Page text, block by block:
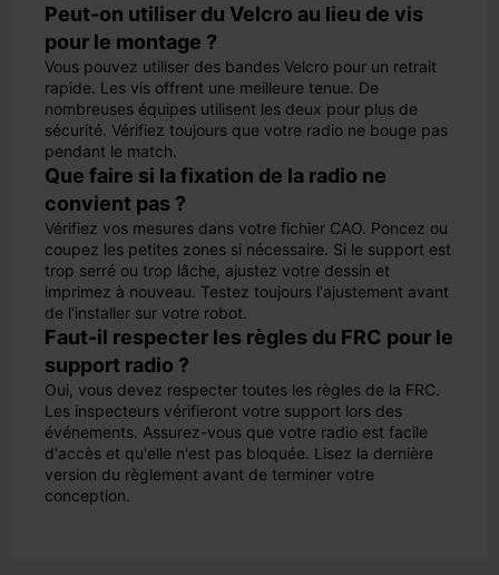
Peut-on utiliser du Velcro au lieu de vis
pour le montage ?
Vous pouvez utiliser des bandes Velcro pour un retrait
rapide. Les vis offrent une meilleure tenue. De
nombreuses équipes utilisent les deux pour plus de
sécurité. Vérifiez toujours que votre radio ne bouge pas
pendant le match.
Que faire si la fixation de la radio ne
convient pas ?
Vérifiez vos mesures dans votre fichier CAO. Poncez ou
coupez les petites zones si nécessaire. Si le support est
trop serré ou trop lâche, ajustez votre dessin et
imprimez à nouveau. Testez toujours l'ajustement avant
de l'installer sur votre robot.
Faut-il respecter les règles du FRC pour le
support radio ?
Oui, vous devez respecter toutes les règles de la FRC.
Les inspecteurs vérifieront votre support lors des
événements. Assurez-vous que votre radio est facile
d'accès et qu'elle n'est pas bloquée. Lisez la dernière
version du règlement avant de terminer votre
conception.